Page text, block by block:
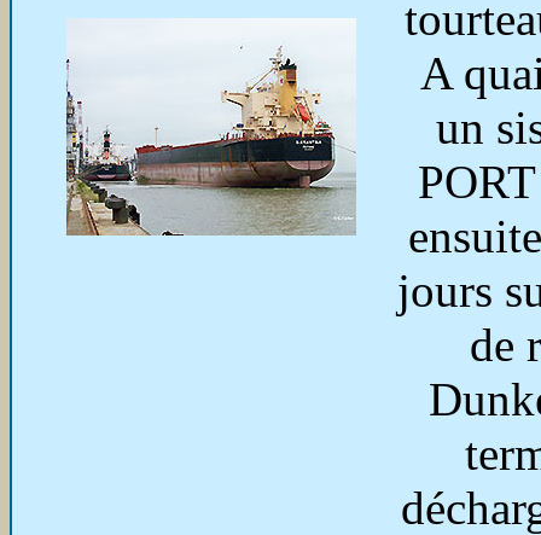
A
un
jours
de